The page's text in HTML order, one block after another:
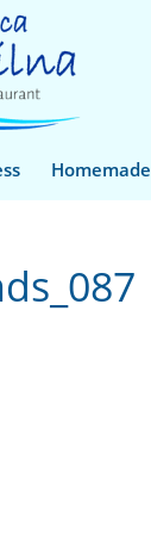
Homemade